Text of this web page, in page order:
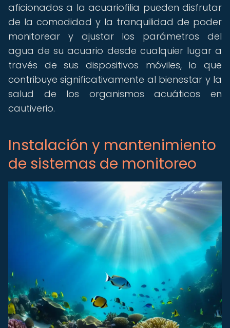
aficionados a la acuariofilia pueden disfrutar
de la comodidad y la tranquilidad de poder
monitorear y ajustar los parámetros del
agua de su acuario desde cualquier lugar a
través de sus dispositivos móviles, lo que
contribuye significativamente al bienestar y la
salud de los organismos acuáticos en
cautiverio.
Instalación y mantenimiento
de sistemas de monitoreo